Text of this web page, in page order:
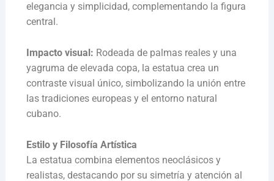
elegancia y simplicidad, complementando la figura
central.
Impacto visual: Rodeada de palmas reales y una
yagruma de elevada copa, la estatua crea un
contraste visual único, simbolizando la unión entre
las tradiciones europeas y el entorno natural
cubano.
Estilo y Filosofía Artística
La estatua combina elementos neoclásicos y
realistas, destacando por su simetría y atención al